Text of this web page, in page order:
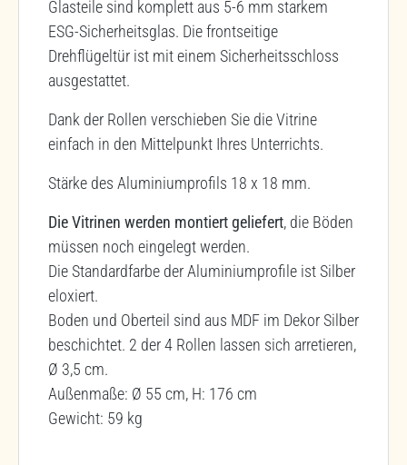
Glasteile sind komplett aus 5-6 mm starkem
ESG-Sicherheitsglas. Die frontseitige
Drehflügeltür ist mit einem Sicherheitsschloss
ausgestattet.
Dank der Rollen verschieben Sie die Vitrine
einfach in den Mittelpunkt Ihres Unterrichts.
Stärke des Aluminiumprofils 18 x 18 mm.
Die Vitrinen werden montiert geliefert, die Böden
müssen noch eingelegt werden.
Die Standardfarbe der Aluminiumprofile ist Silber
eloxiert.
Boden und Oberteil sind aus MDF im Dekor Silber
beschichtet. 2 der 4 Rollen lassen sich arretieren,
Ø 3,5 cm.
Außenmaße: Ø 55 cm, H: 176 cm
Gewicht: 59 kg